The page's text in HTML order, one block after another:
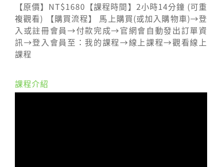
【原價】NT$1680【課程時間】2小時14分鐘 (可重
複觀看) 【購買流程】 馬上購買(或加入購物車)→登
入或註冊會員→付款完成→官網會自動發出訂單資
訊→登入會員至：我的課程→線上課程→觀看線上
課程
課程介紹